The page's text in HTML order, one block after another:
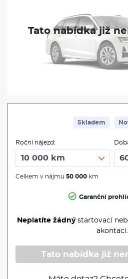
Skladem
Roční nájezd:
Celkem v nájmu 50 000 km
Garanční
Neplatíte žádnýstartovací
akontaci.
Tato nabídka již